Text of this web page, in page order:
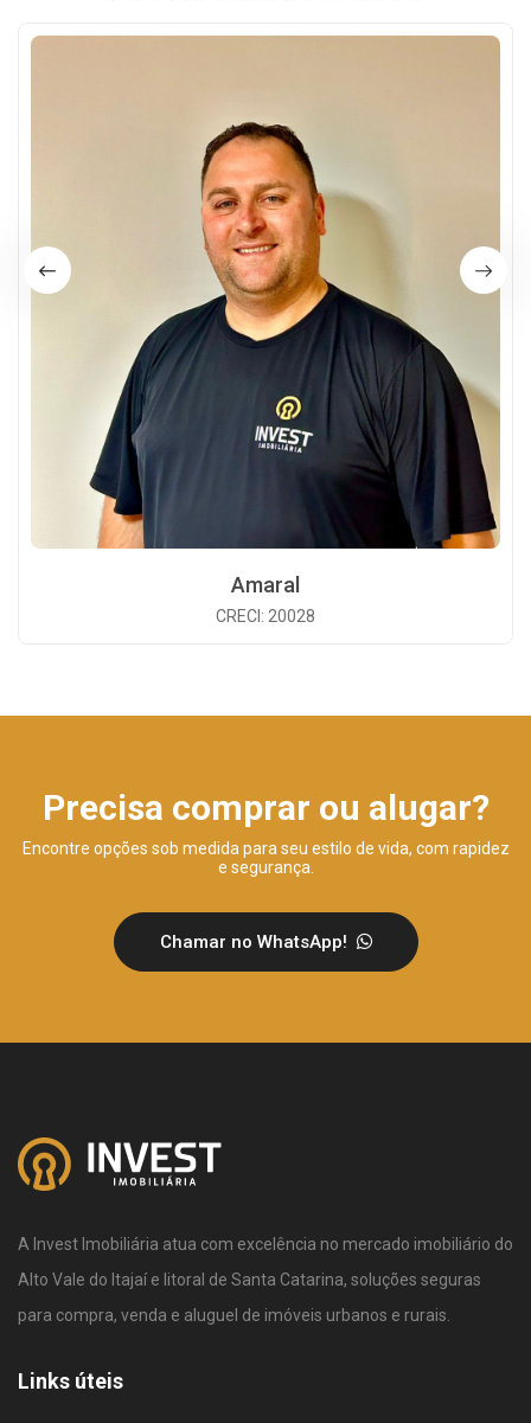
Amaral
CRECI: 20028
Precisa comprar ou alugar?
Encontre opções sob medida para seu estilo de vida, com rapidez
e segurança.
Chamar no WhatsApp!
A Invest Imobiliária atua com excelência no mercado imobiliário do
Alto Vale do Itajaí e litoral de Santa Catarina, soluções seguras
para compra, venda e aluguel de imóveis urbanos e rurais.
Links úteis